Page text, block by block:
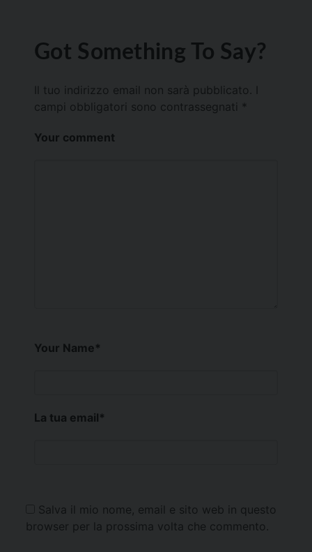
Got Something To Say?
Il tuo indirizzo email non sarà pubblicato.
campi obbligatori sono contrassegnati *
Your comment
Your Name*
La tua email*
Salva il mio nome, email e sito web in questo
browser per la prossima volta che commento.